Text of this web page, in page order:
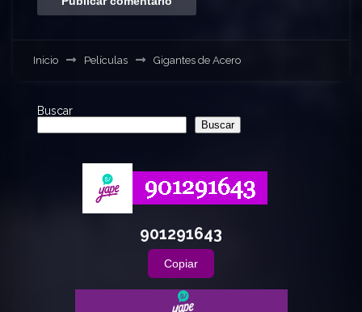
Inicio Películas Gigantes de Acero
Buscar
Buscar
901291643
Copiar